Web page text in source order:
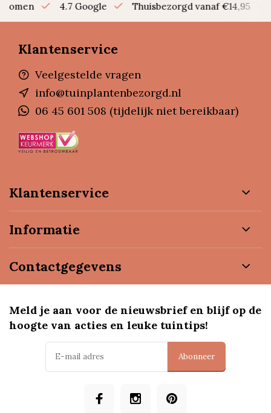
bomen 4.7 Google Thuisbezorgd vanaf €14,95
Klantenservice
Veelgestelde vragen
info@tuinplantenbezorgd.nl
06 45 601 508 (tijdelijk niet bereikbaar)
Klantenservice
Informatie
Contactgegevens
Meld je aan voor de nieuwsbrief en blijf op de
hoogte van acties en leuke tuintips!
Abonneer